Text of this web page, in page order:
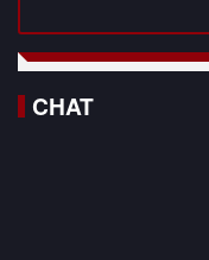
CHAT